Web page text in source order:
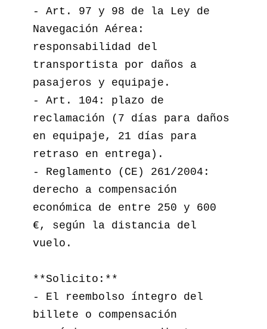
- Art. 97 y 98 de la Ley de
Navegación Aérea:
responsabilidad del
transportista por daños a
pasajeros y equipaje.
- Art. 104: plazo de
reclamación (7 días para daños
en equipaje, 21 días para
retraso en entrega).
- Reglamento (CE) 261/2004:
derecho a compensación
económica de entre 250 y 600
€, según la distancia del
vuelo.
**Solicito:**
- El reembolso íntegro del
billete o compensación